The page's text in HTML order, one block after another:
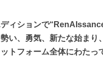
ディションで
い、勇気、新たな始まり
トフォーム全体にわたっ